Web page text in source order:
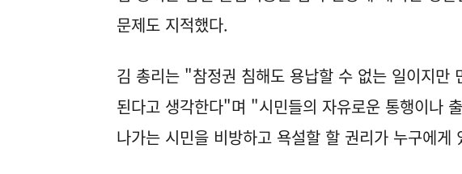
문제도 지적했다.
김 총리는 "참정권 침해도 용납할 수 없는 일이지만
된다고 생각한다"며 "시민들의 자유로운 통행이나
나가는 시민을 비방하고 욕설할 할 권리가 누구에게